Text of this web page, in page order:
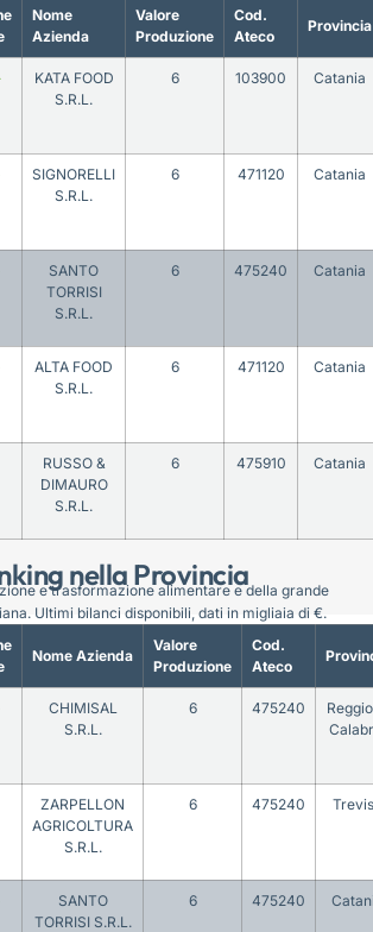
nella Provincia
Nome
Azienda
Valore
Produzione
Cod.
Ateco
Provincia
KATA FOOD
S.R.L.
6 103900 Catania
SIGNORELLI
S.R.L.
6 471120 Catania
SANTO
TORRISI
S.R.L.
6 475240 Catania
ALTA FOOD
S.R.L.
6 471120 Catania
RUSSO &
DIMAURO
S.R.L.
6 475910 Catania
Nome Azienda
Valore
Produzione
Cod.
Ateco
CHIMISAL
S.R.L.
6 475240
ZARPELLON
AGRICOLTURA
S.R.L.
6 475240
SANTO
TORRISI S.R.L.
6 475240
e trasformazione alimentare e della grande
Ultimi bilanci disponibili, dati in migliaia di €.